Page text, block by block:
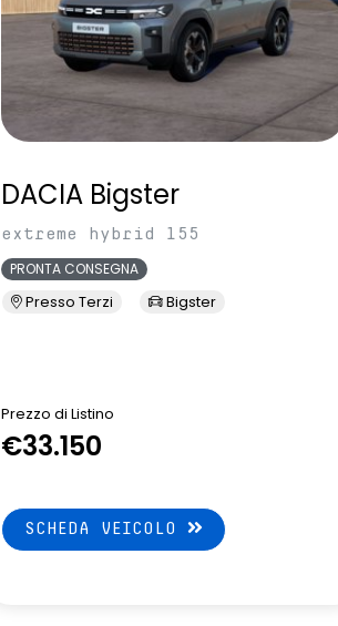
DACIA Bigster
extreme hybrid 155
PRONTA CONSEGNA
Presso Terzi Bigster
Prezzo di Listino
€33.150
SCHEDA VEICOLO